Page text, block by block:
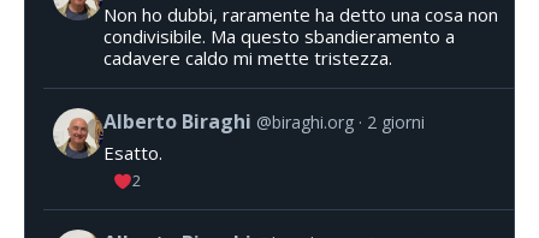
Non ho dubbi, raramente ha detto una cosa non
condivisibile. Ma questo sbandieramento a
cadavere caldo mi mette tristezza.
Alberto Biraghi @biraghi.org 2 giorni
Esatto.
2